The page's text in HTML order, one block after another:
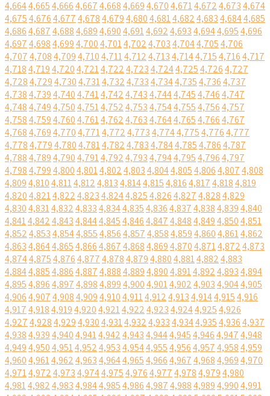
4,6644,6654,6664,6674,6684,6694,6704,6714,6724,6734,674
4,6754,6764,6774,6784,6794,6804,6814,6824,6834,6844,685
4,6864,6874,6884,6894,6904,6914,6924,6934,6944,6954,696
4,6974,6984,6994,7004,7014,7024,7034,7044,7054,706
4,7074,7084,7094,7104,7114,7124,7134,7144,7154,7164,717
4,7184,7194,7204,7214,7224,7234,7244,7254,7264,727
4,7284,7294,7304,7314,7324,7334,7344,7354,7364,737
4,7384,7394,7404,7414,7424,7434,7444,7454,7464,747
4,7484,7494,7504,7514,7524,7534,7544,7554,7564,757
4,7584,7594,7604,7614,7624,7634,7644,7654,7664,767
4,7684,7694,7704,7714,7724,7734,7744,7754,7764,777
4,7784,7794,7804,7814,7824,7834,7844,7854,7864,787
4,7884,7894,7904,7914,7924,7934,7944,7954,7964,797
4,7984,7994,8004,8014,8024,8034,8044,8054,8064,8074,808
4,8094,8104,8114,8124,8134,8144,8154,8164,8174,8184,819
4,8204,8214,8224,8234,8244,8254,8264,8274,8284,829
4,8304,8314,8324,8334,8344,8354,8364,8374,8384,8394,840
4,8414,8424,8434,8444,8454,8464,8474,8484,8494,8504,851
4,8524,8534,8544,8554,8564,8574,8584,8594,8604,8614,862
4,8634,8644,8654,8664,8674,8684,8694,8704,8714,8724,873
4,8744,8754,8764,8774,8784,8794,8804,8814,8824,883
4,8844,8854,8864,8874,8884,8894,8904,8914,8924,8934,894
4,8954,8964,8974,8984,8994,9004,9014,9024,9034,9044,905
4,9064,9074,9084,9094,9104,9114,9124,9134,9144,9154,916
4,9174,9184,9194,9204,9214,9224,9234,9244,9254,926
4,9274,9284,9294,9304,9314,9324,9334,9344,9354,9364,937
4,9384,9394,9404,9414,9424,9434,9444,9454,9464,9474,948
4,9494,9504,9514,9524,9534,9544,9554,9564,9574,9584,959
4,9604,9614,9624,9634,9644,9654,9664,9674,9684,9694,970
4,9714,9724,9734,9744,9754,9764,9774,9784,9794,980
4,9814,9824,9834,9844,9854,9864,9874,9884,9894,9904,991